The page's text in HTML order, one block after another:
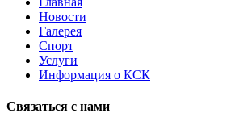
Новости
Галерея
Спорт
Услуги
Информация о КСК
Связаться с нами